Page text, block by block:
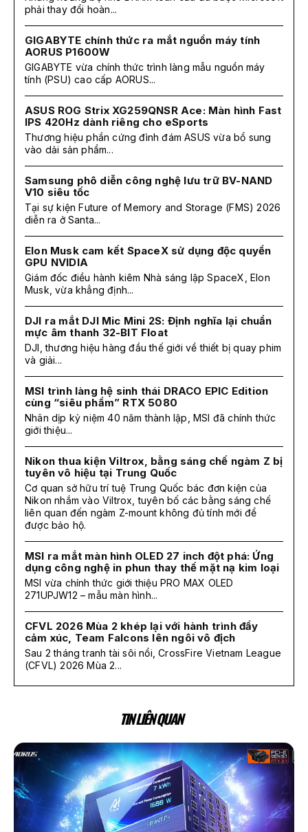
phải thay đổi hoàn...
GIGABYTE chính thức ra mắt nguồn máy tính
AORUS P1600W
GIGABYTE vừa chính thức trình làng mẫu nguồn máy
tính (PSU) cao cấp AORUS...
ASUS ROG Strix XG259QNSR Ace: Màn hình Fast
IPS 420Hz dành riêng cho eSports
Thương hiệu phần cứng đình đám ASUS vừa bổ sung
vào dải sản phẩm...
Samsung phô diễn công nghệ lưu trữ BV-NAND
V10 siêu tốc
Tại sự kiện Future of Memory and Storage (FMS) 2026
diễn ra ở Santa...
Elon Musk cam kết SpaceX sử dụng độc quyền
GPU NVIDIA
Giám đốc điều hành kiêm Nhà sáng lập SpaceX, Elon
Musk, vừa khẳng định...
DJI ra mắt DJI Mic Mini 2S: Định nghĩa lại chuẩn
mực âm thanh 32-BIT Float
DJI, thương hiệu hàng đầu thế giới về thiết bị quay phim
và giải...
MSI trình làng hệ sinh thái DRACO EPIC Edition
cùng “siêu phẩm” RTX 5080
Nhân dịp kỷ niệm 40 năm thành lập, MSI đã chính thức
giới thiệu...
Nikon thua kiện Viltrox, bằng sáng chế ngàm Z bị
tuyên vô hiệu tại Trung Quốc
Cơ quan sở hữu trí tuệ Trung Quốc bác đơn kiện của
Nikon nhắm vào Viltrox, tuyên bố các bằng sáng chế
liên quan đến ngàm Z-mount không đủ tính mới để
được bảo hộ.
MSI ra mắt màn hình OLED 27 inch đột phá: Ứng
dụng công nghệ in phun thay thế mặt nạ kim loại
MSI vừa chính thức giới thiệu PRO MAX OLED
271UPJW12 – mẫu màn hình...
CFVL 2026 Mùa 2 khép lại với hành trình đầy
cảm xúc, Team Falcons lên ngôi vô địch
Sau 2 tháng tranh tài sôi nổi, CrossFire Vietnam League
(CFVL) 2026 Mùa 2...
TIN LIÊN QUAN